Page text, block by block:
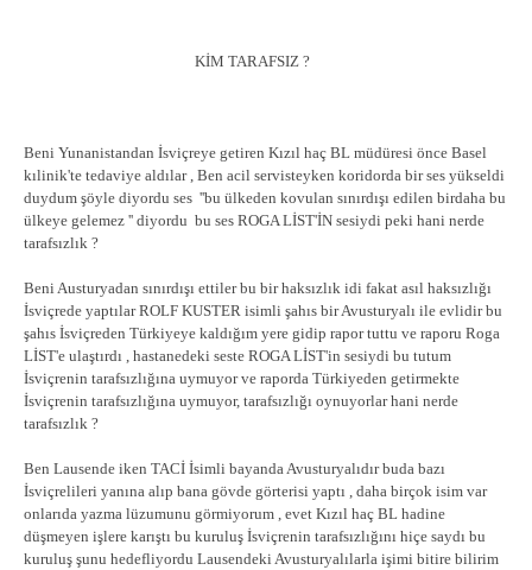
KİM TARAFSIZ ?
Beni Yunanistandan İsviçreye getiren Kızıl haç BL müdüresi önce Basel
kılinik'te tedaviye aldılar , Ben acil servisteyken koridorda bir ses yükseldi
duydum şöyle diyordu ses ''bu ülkeden kovulan sınırdışı edilen birdaha bu
ülkeye gelemez '' diyordu bu ses ROGA LİST'İN sesiydi peki hani nerde
tarafsızlık ?
Beni Austuryadan sınırdışı ettiler bu bir haksızlık idi fakat asıl haksızlığı
İsviçrede yaptılar ROLF KUSTER isimli şahıs bir Avusturyalı ile evlidir bu
şahıs İsviçreden Türkiyeye kaldığım yere gidip rapor tuttu ve raporu Roga
LİST'e ulaştırdı , hastanedeki seste ROGA LİST'in sesiydi bu tutum
İsviçrenin tarafsızlığına uymuyor ve raporda Türkiyeden getirmekte
İsviçrenin tarafsızlığına uymuyor, tarafsızlığı oynuyorlar hani nerde
tarafsızlık ?
Ben Lausende iken TACİ İsimli bayanda Avusturyalıdır buda bazı
İsviçrelileri yanına alıp bana gövde görterisi yaptı , daha birçok isim var
onlarıda yazma lüzumunu görmiyorum , evet Kızıl haç BL hadine
düşmeyen işlere karıştı bu kuruluş İsviçrenin tarafsızlığını hiçe saydı bu
kuruluş şunu hedefliyordu Lausendeki Avusturyalılarla işimi bitire bilirim